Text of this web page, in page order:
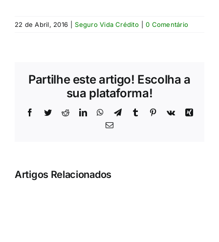
22 de Abril, 2016 Seguro Vida Crédito 0 Comentário
Partilhe este artigo! Escolha a
sua plataforma!
Facebook
TwitterRedditLinkedInWhatsApp
TelegramTumblr Pinterest
Vk
Xing
Email
Artigos Relacionados